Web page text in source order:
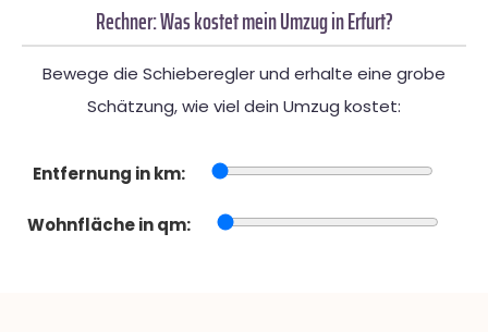
Rechner: Was kostet mein Umzug in Erfurt?
Bewege die Schieberegler und erhalte eine grobe
Schätzung, wie viel dein Umzug kostet:
Entfernung in km:
Wohnfläche in qm: